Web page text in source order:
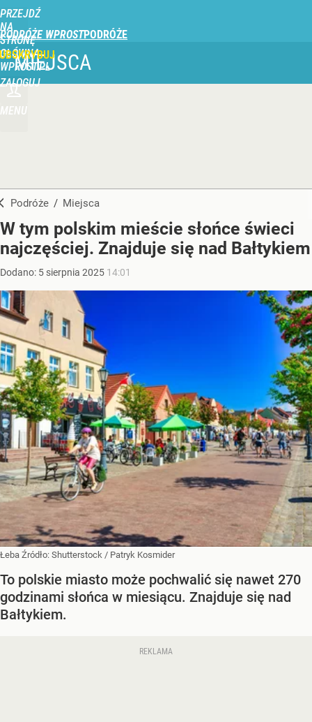
PRZEJDŹ
NA
STRONĘ
GŁÓWNĄ
WPROST.PL
PODRÓŻE WPROST
ZALOGUJ
MENU
MIEJSCA
Podróże / Miejsca
W tym polskim mieście słońce świeci
najczęściej. Znajduje się nad Bałtykiem
Dodano: 5 sierpnia 2025 14:01
Łeba Źródło: Shutterstock / Patryk Kosmider
To polskie miasto może pochwalić się nawet 270
godzinami słońca w miesiącu. Znajduje się nad
Bałtykiem.